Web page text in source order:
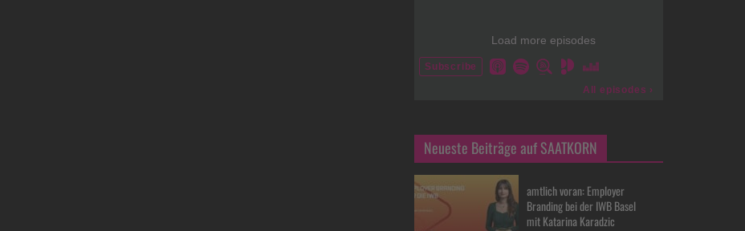
Neueste Beiträge auf SAATKORN
amtlich voran: Employer
Branding bei der IWB Basel
mit Katarina Karadzic